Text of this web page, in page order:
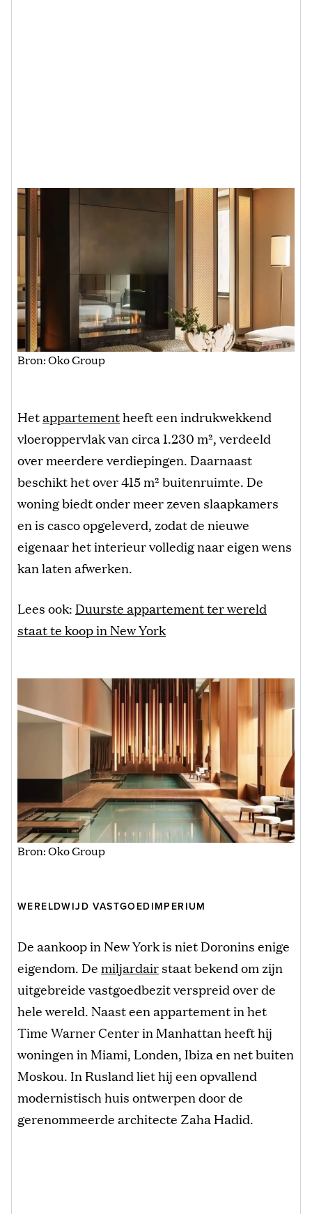
Bron: Oko Group
Hetappartementheeft een indrukwekkend
vloeroppervlak van circa 1.230 m², verdeeld
over meerdere verdiepingen. Daarnaast
beschikt het over 415 m² buitenruimte. De
woning biedt onder meer zeven slaapkamers
en is casco opgeleverd, zodat de nieuwe
eigenaar het interieur volledig naar eigen wens
kan laten afwerken.
Lees ook: Duurste appartement ter wereld
staat te koop in New York
Bron: Oko Group
WERELDWIJD VASTGOEDIMPERIUM
De aankoop in New York is niet Doronins enige
eigendom. Demiljardairstaat bekend om zijn
uitgebreide vastgoedbezit verspreid over de
hele wereld. Naast een appartement in het
Time Warner Center in Manhattan heeft hij
woningen in Miami, Londen, Ibiza en net buiten
Moskou. In Rusland liet hij een opvallend
modernistisch huis ontwerpen door de
gerenommeerde architecte Zaha Hadid.